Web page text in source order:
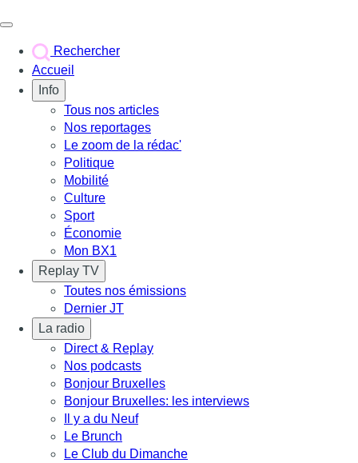
Rechercher
Accueil
Info
Tous nos articles
Nos reportages
Le zoom de la rédac'
Politique
Mobilité
Culture
Sport
Économie
Mon BX1
Replay TV
Toutes nos émissions
Dernier JT
La radio
Direct & Replay
Nos podcasts
Bonjour Bruxelles
Bonjour Bruxelles: les interviews
Il y a du Neuf
Le Brunch
Le Club du Dimanche